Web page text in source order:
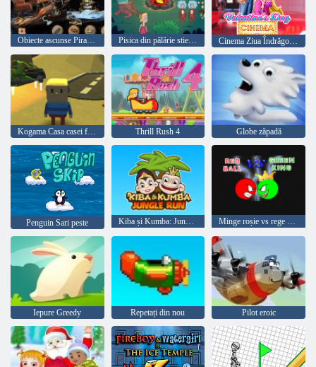
Obiecte ascunse Pirate Treasure Pisica din pălărie stie foarte multe despre asta! timp de tabara Cinema Ziua Îndrăgostiților
Kogama Casa casei fantomă Thrill Rush 4 Globe zăpadă
Penguin Sari peste Kiba și Kumba: Jungle Run Minge roșie vs rege verde
Iepure Greedy Repetați din nou Pilot eroic